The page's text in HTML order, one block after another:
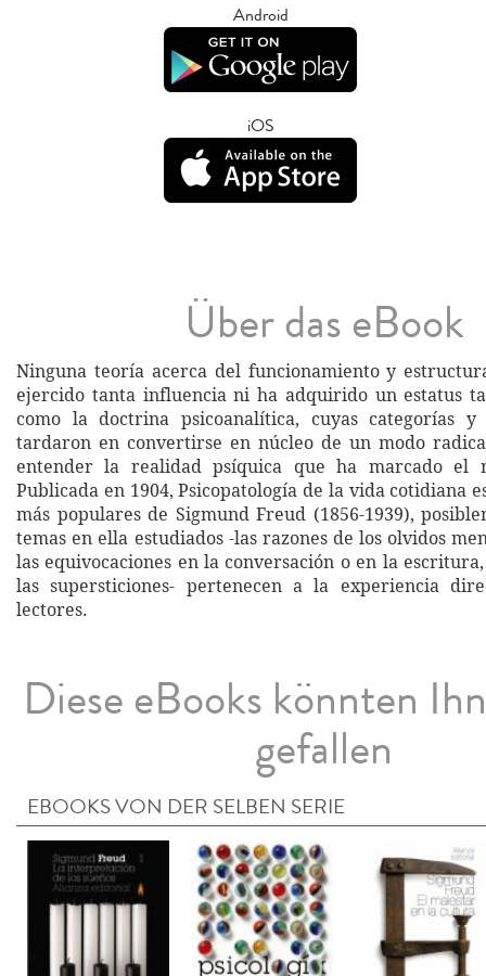
Android
iOS
Über das eBook
Ninguna teoría acerca del funcionamiento y
ejercido tanta influencia ni ha adquirido un estatus
como la doctrina psicoanalítica, cuyas categorías y
tardaron en convertirse en núcleo de un modo
entender la realidad psíquica que ha marcado el
Publicada en 1904, Psicopatología de la vida cotidiana
más populares de Sigmund Freud (1856-1939),
temas en ella estudiados -las razones de los olvidos
las equivocaciones en la conversación o en la
las supersticiones- pertenecen a la experiencia
lectores.
Diese eBooks könnten
gefallen
EBOOKS VON DER SELBEN SERIE